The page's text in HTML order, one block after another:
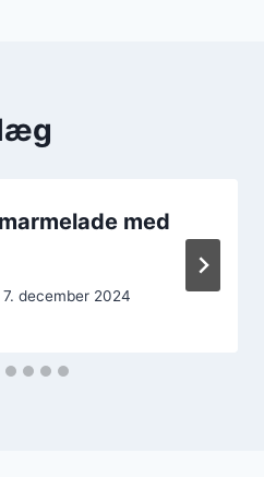
med
7. december 2024